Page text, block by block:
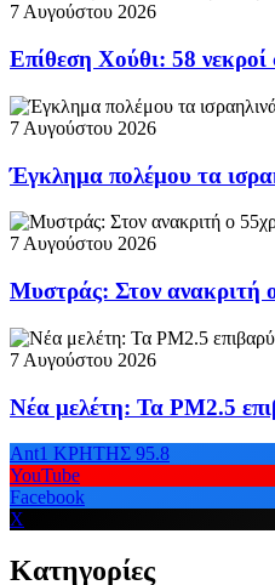
7 Αυγούστου 2026
Επίθεση Χούθι: 58
7 Αυγούστου 2026
Έγκλημα πολέμου τα
7 Αυγούστου 2026
Μυστράς: Στον ανακριτή
7 Αυγούστου 2026
Νέα μελέτη: Τα PM2.5
Ant1 ΚΡΗΤΗΣ 95.8
YouTube
Facebook
X
Κατηγορίες